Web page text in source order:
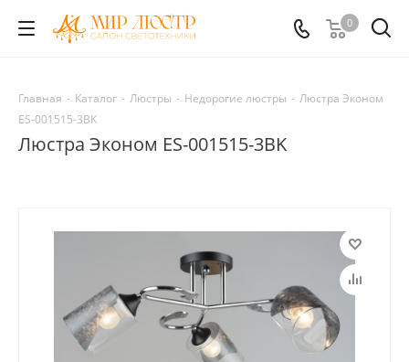
0
Главная - Каталог - Люстры - Недорогие люстры - Люстра Эконом
ES-001515-3BK
Люстра Эконом ES-001515-3BK